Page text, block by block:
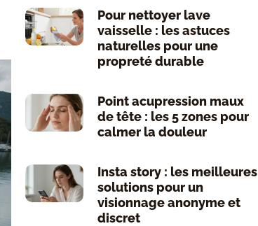
Pour nettoyer lave
vaisselle : les astuces
naturelles pour une
propreté durable
Point acupression maux
de tête : les 5 zones pour
calmer la douleur
Insta story : les meilleures
solutions pour un
visionnage anonyme et
discret